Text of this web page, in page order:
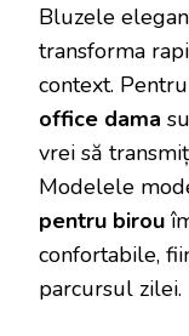
Bluzele
transforma
context.
office dama
vrei să
Modelele
pentru birou
confortabile,
parcursul zilei.